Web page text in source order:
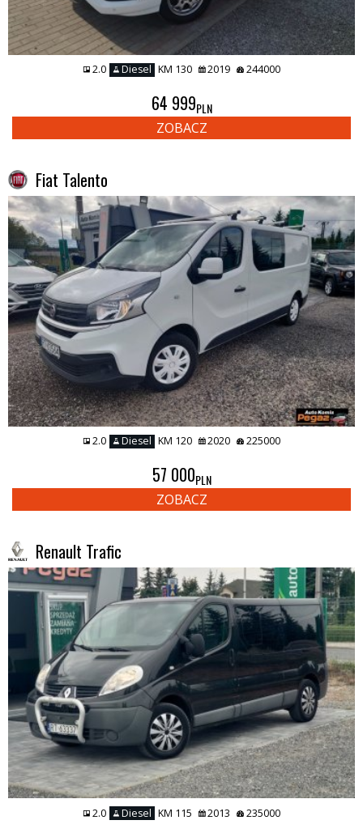
2.0 Diesel KM 130 2019 244000
64 999PLN
ZOBACZ
Fiat Talento
2.0 Diesel KM 120 2020 225000
57 000PLN
ZOBACZ
Renault Trafic
2.0 Diesel KM 115 2013 235000